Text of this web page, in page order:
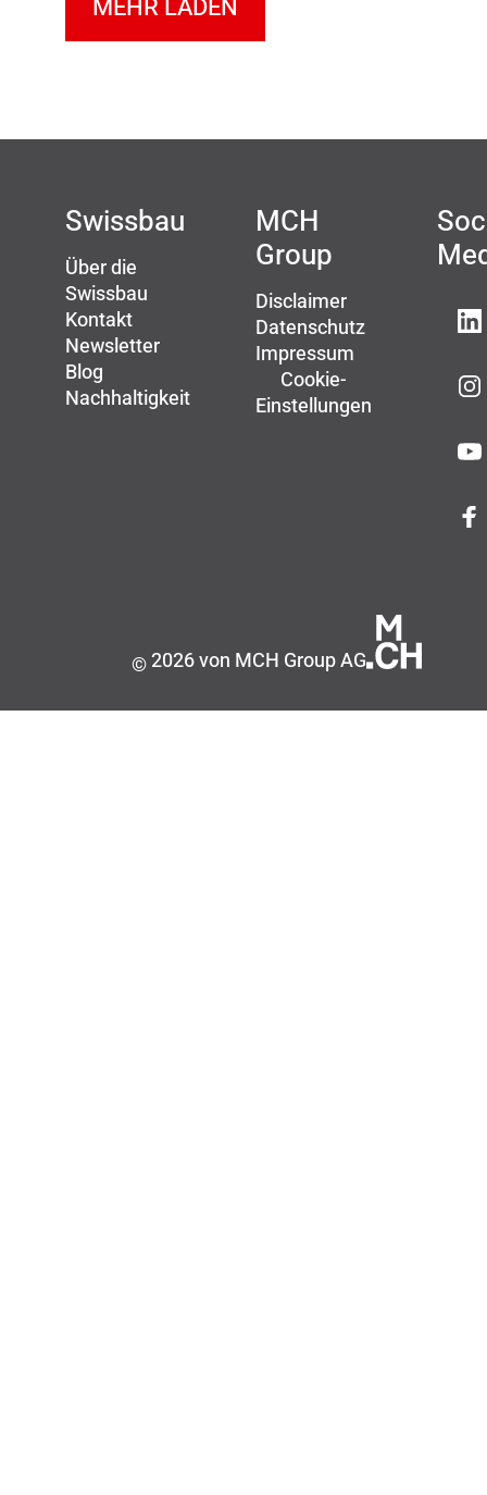
MEHR LADEN
Swissbau
Über die
Swissbau
Kontakt
Newsletter
Blog
Nachhaltigkeit
MCH
Group
Disclaimer
Datenschutz
Impressum
Cookie-
Einstellungen
©2026 von MCH Group AG